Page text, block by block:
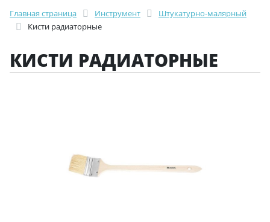
Главная страница Инструмент
Штукатурно-малярный
Кисти радиаторные
КИСТИ РАДИАТОРНЫЕ